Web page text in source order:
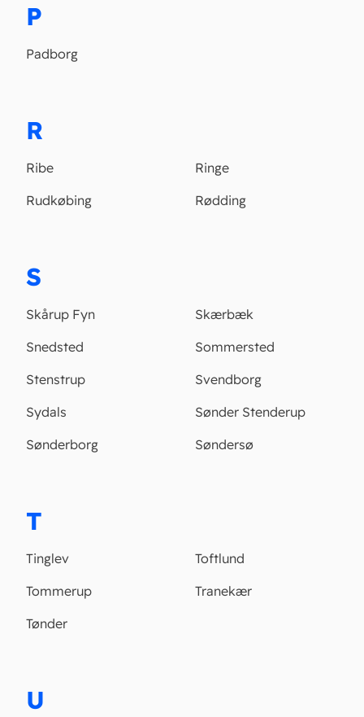
P
Padborg
R
Ribe
Ringe
Rudkøbing
Rødding
S
Skårup Fyn
Skærbæk
Snedsted
Sommersted
Stenstrup
Svendborg
Sydals
Sønder Stenderup
Sønderborg
Søndersø
T
Tinglev
Toftlund
Tommerup
Tranekær
Tønder
U